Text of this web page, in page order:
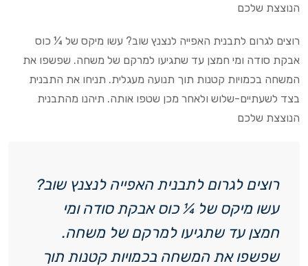
הנוצצת שלכם
רוצים לגרום לתבנית האפייה לנצנץ שוב? עשו מיקס של ¼ כוס
אבקת סודה ומי חמצן עד שתגיעו למרקם של משחה. שפשפו את
המשחה בכמויות קטנות תוך תנועה מעגלית. תניחו את התבנית
בצד לשעתיים-שלוש ולאחר מכן שטפו אותה. תיהנו מהתבנית
הנוצצת שלכם
רוצים לגרום לתבנית האפייה לנצנץ שוב?
עשו מיקס של ¼ כוס אבקת סודה ומי
חמצן עד שתגיעו למרקם של משחה.
שפשפו את המשחה בכמויות קטנות תוך